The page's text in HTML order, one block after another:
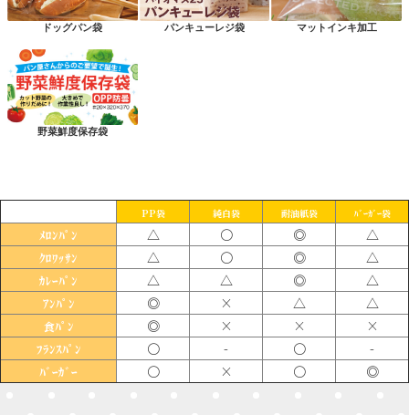
ドッグパン袋 パンキューレジ袋 マットインキ加工
野菜鮮度保存袋
PP袋 純白袋 耐油紙袋 ﾊﾞｰｶﾞｰ袋
ﾒﾛﾝﾊﾟﾝ △ 〇 ◎ △
ｸﾛﾜｯｻﾝ △ 〇 ◎ △
ｶﾚｰﾊﾟﾝ △ △ ◎ △
ｱﾝﾊﾟﾝ ◎ × △ △
食ﾊﾟﾝ ◎ × × ×
ﾌﾗﾝｽﾊﾟﾝ 〇 - 〇 -
ﾊﾞｰｶﾞｰ 〇 × 〇 ◎